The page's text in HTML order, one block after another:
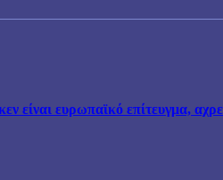
ευρωπαϊκό επίτευγμα,